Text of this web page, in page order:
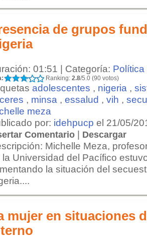
de grupos
01:51 | Categoría: Política
Ranking: 2.8/5.0 (90 votos)
adolescentes , nigeria ,
, minsa , essalud , vih ,
meza
por: idehpucp el 21/05/
Comentario | Descargar
Michelle Meza,
la Universidad del Pacífico
la situación del
mujer en situaciones